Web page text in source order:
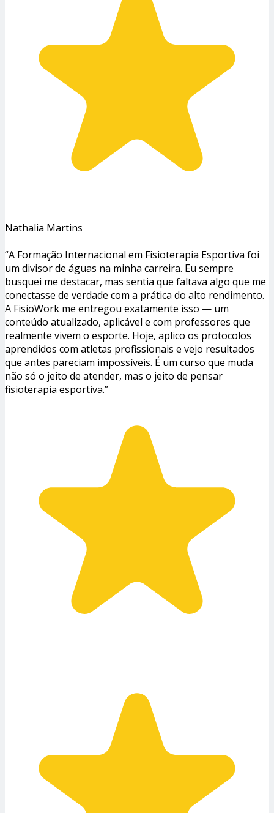
Nathalia Martins
“A Formação Internacional em Fisioterapia Esportiva foi
um divisor de águas na minha carreira. Eu sempre
busquei me destacar, mas sentia que faltava algo que me
conectasse de verdade com a prática do alto rendimento.
A FisioWork me entregou exatamente isso — um
conteúdo atualizado, aplicável e com professores que
realmente vivem o esporte. Hoje, aplico os protocolos
aprendidos com atletas profissionais e vejo resultados
que antes pareciam impossíveis. É um curso que muda
não só o jeito de atender, mas o jeito de pensar
fisioterapia esportiva.”